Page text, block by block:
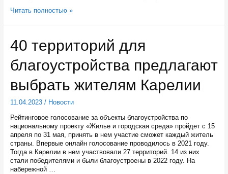
Мультикультурный
–
Карелия»
пройдет
в
Петрозаводске
с
по
21
мая
Читать полностью »
40 территорий для
благоустройства предлагают
выбрать жителям Карелии
11.04.2023/ Новости
Рейтинговое голосование за объекты благоустройства по
национальному проекту «Жилье и городская среда» пройдет с 15
апреля по 31 мая, принять в нем участие сможет каждый житель
страны. Впервые онлайн голосование проводилось в 2021 году.
Тогда в Карелии в нем участвовали 27 территорий. 14 из них
стали победителями и были благоустроены в 2022 году. На
набережной …